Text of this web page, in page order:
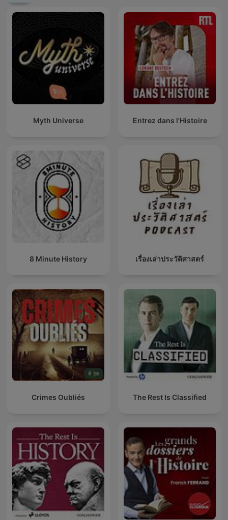
Myth Universe Entrez dans l'Histoire
8 Minute History เรื่องเล่าประวัติศาสตร์
Crimes Oubliés The Rest Is Classified